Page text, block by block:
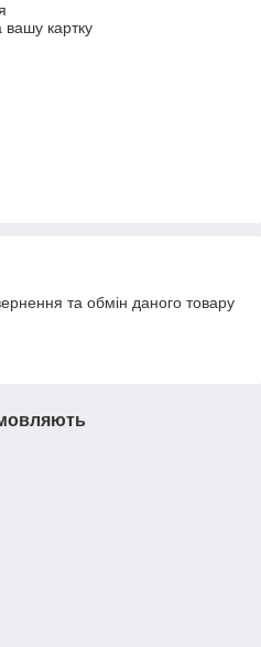
вашу картку
та обмін даного товару